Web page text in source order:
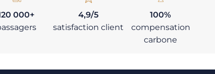
000+
4,9/5
satisfaction client
100%
compensation
carbone